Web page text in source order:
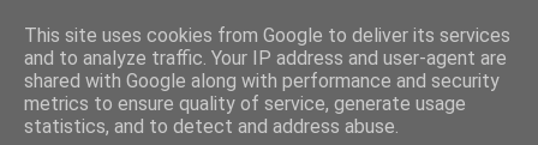
This site uses cookies from Google to deliver its services
and to analyze traffic. Your IP address and user-agent are
shared with Google along with performance and security
metrics to ensure quality of service, generate usage
statistics, and to detect and address abuse.
menos tecnología y más pedagogía conceptos y reflexiones sobre la sociedad de la información
Pages